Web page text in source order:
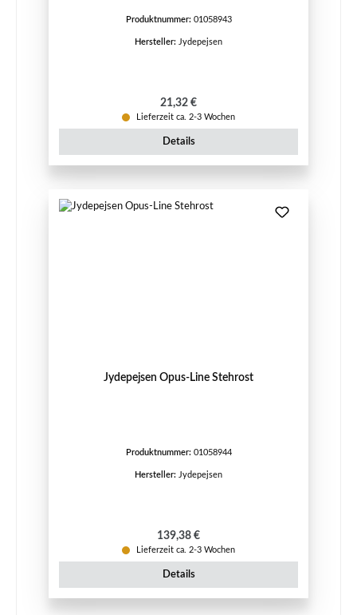
Produktnummer: 01058943
Hersteller: Jydepejsen
Regulärer Preis:
21,32 €
Lieferzeit ca. 2-3 Wochen
Details
Jydepejsen Opus-Line Stehrost
Produktnummer: 01058944
Hersteller: Jydepejsen
Regulärer Preis:
139,38 €
Lieferzeit ca. 2-3 Wochen
Details